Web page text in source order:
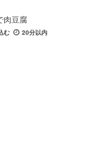
肉豆腐
む 20分以内